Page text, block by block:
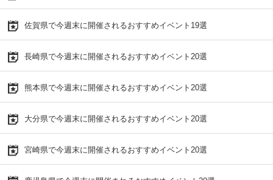
佐賀県で今週末に開催されるおすすめイベント19選
長崎県で今週末に開催されるおすすめイベント20選
熊本県で今週末に開催されるおすすめイベント20選
大分県で今週末に開催されるおすすめイベント20選
宮崎県で今週末に開催されるおすすめイベント20選